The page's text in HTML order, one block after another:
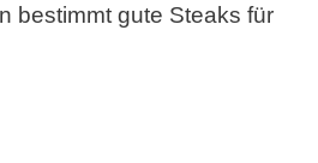
bestimmt gute Steaks für